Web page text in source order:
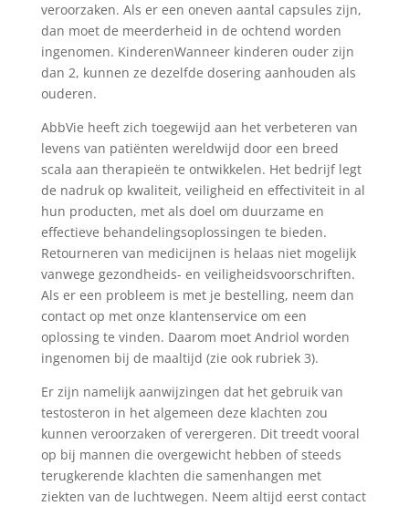
veroorzaken. Als er een oneven aantal capsules zijn,
dan moet de meerderheid in de ochtend worden
ingenomen. KinderenWanneer kinderen ouder zijn
dan 2, kunnen ze dezelfde dosering aanhouden als
ouderen.
AbbVie heeft zich toegewijd aan het verbeteren van
levens van patiënten wereldwijd door een breed
scala aan therapieën te ontwikkelen. Het bedrijf legt
de nadruk op kwaliteit, veiligheid en effectiviteit in al
hun producten, met als doel om duurzame en
effectieve behandelingsoplossingen te bieden.
Retourneren van medicijnen is helaas niet mogelijk
vanwege gezondheids- en veiligheidsvoorschriften.
Als er een probleem is met je bestelling, neem dan
contact op met onze klantenservice om een
oplossing te vinden. Daarom moet Andriol worden
ingenomen bij de maaltijd (zie ook rubriek 3).
Er zijn namelijk aanwijzingen dat het gebruik van
testosteron in het algemeen deze klachten zou
kunnen veroorzaken of verergeren. Dit treedt vooral
op bij mannen die overgewicht hebben of steeds
terugkerende klachten die samenhangen met
ziekten van de luchtwegen. Neem altijd eerst contact